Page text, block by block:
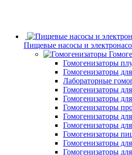
Пищевые насосы и
Гомогенизаторы
Гомогенизаторы
Лабораторные
Гомогенизаторы
Гомогенизаторы
Гомогенизаторы
Гомогенизаторы
Гомогенизаторы
Гомогенизаторы
Гомогенизаторы
Гомогенизаторы